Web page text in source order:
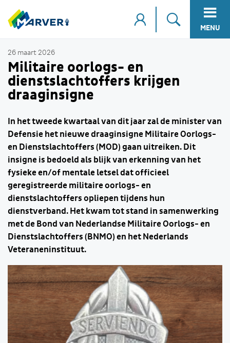
MENU
26 maart 2026
Militaire oorlogs- en
dienstslachtoffers krijgen
draaginsigne
In het tweede kwartaal van dit jaar zal de minister van
Defensie het nieuwe draaginsigne Militaire Oorlogs-
en Dienstslachtoffers (MOD) gaan uitreiken. Dit
insigne is bedoeld als blijk van erkenning van het
fysieke en/of mentale letsel dat officieel
geregistreerde militaire oorlogs- en
dienstslachtoffers opliepen tijdens hun
dienstverband. Het kwam tot stand in samenwerking
met de Bond van Nederlandse Militaire Oorlogs- en
Dienstslachtoffers (BNMO) en het Nederlands
Veteraneninstituut.